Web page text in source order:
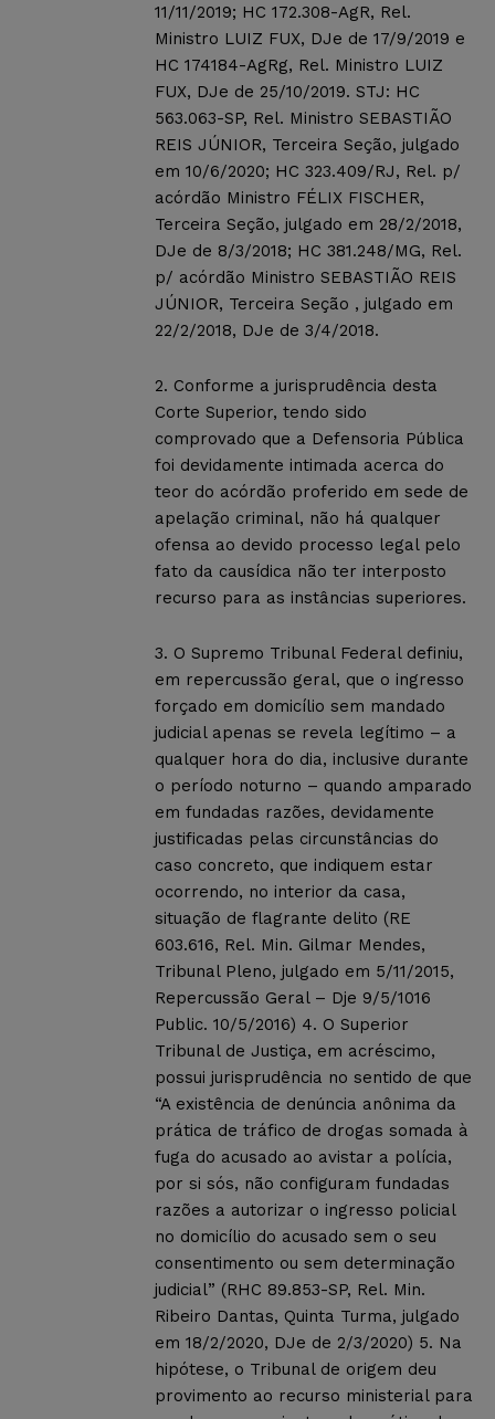
11/11/2019; HC 172.308-AgR, Rel.
Ministro LUIZ FUX, DJe de 17/9/2019 e
HC 174184-AgRg, Rel. Ministro LUIZ
FUX, DJe de 25/10/2019. STJ: HC
563.063-SP, Rel. Ministro SEBASTIÃO
REIS JÚNIOR, Terceira Seção, julgado
em 10/6/2020; HC 323.409/RJ, Rel. p/
acórdão Ministro FÉLIX FISCHER,
Terceira Seção, julgado em 28/2/2018,
DJe de 8/3/2018; HC 381.248/MG, Rel.
p/ acórdão Ministro SEBASTIÃO REIS
JÚNIOR, Terceira Seção , julgado em
22/2/2018, DJe de 3/4/2018.
2. Conforme a jurisprudência desta
Corte Superior, tendo sido
comprovado que a Defensoria Pública
foi devidamente intimada acerca do
teor do acórdão proferido em sede de
apelação criminal, não há qualquer
ofensa ao devido processo legal pelo
fato da causídica não ter interposto
recurso para as instâncias superiores.
3. O Supremo Tribunal Federal definiu,
em repercussão geral, que o ingresso
forçado em domicílio sem mandado
judicial apenas se revela legítimo – a
qualquer hora do dia, inclusive durante
o período noturno – quando amparado
em fundadas razões, devidamente
justificadas pelas circunstâncias do
caso concreto, que indiquem estar
ocorrendo, no interior da casa,
situação de flagrante delito (RE
603.616, Rel. Min. Gilmar Mendes,
Tribunal Pleno, julgado em 5/11/2015,
Repercussão Geral – Dje 9/5/1016
Public. 10/5/2016) 4. O Superior
Tribunal de Justiça, em acréscimo,
possui jurisprudência no sentido de que
“A existência de denúncia anônima da
prática de tráfico de drogas somada à
fuga do acusado ao avistar a polícia,
por si sós, não configuram fundadas
razões a autorizar o ingresso policial
no domicílio do acusado sem o seu
consentimento ou sem determinação
judicial” (RHC 89.853-SP, Rel. Min.
Ribeiro Dantas, Quinta Turma, julgado
em 18/2/2020, DJe de 2/3/2020) 5. Na
hipótese, o Tribunal de origem deu
provimento ao recurso ministerial para